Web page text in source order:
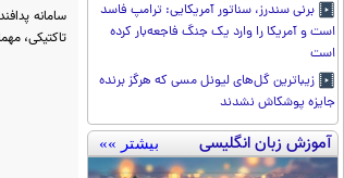
برنی سندرز، سناتور آمریکایی: ترامپ فاسد
است و آمریکا را وارد یک جنگ فاجعه‌بار کرده
است
زیباترین گل‌های لیونل مسی که هرگز برنده
جایزه پوشکاش نشدند
آموزش زبان انگلیسی بیشتر »»
سامانه
تاکتیکی،